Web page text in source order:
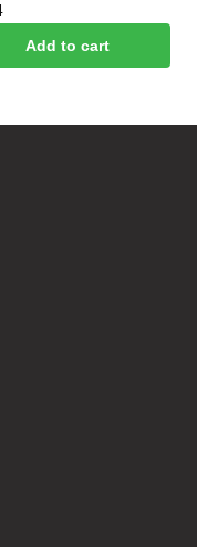
Add to cart